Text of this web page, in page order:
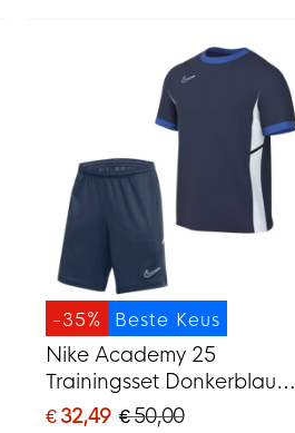
Beste Keus
-35%
Nike Academy 25
Trainingsset Donkerblauw
Blauw Wit
€ 32,49 € 50,00